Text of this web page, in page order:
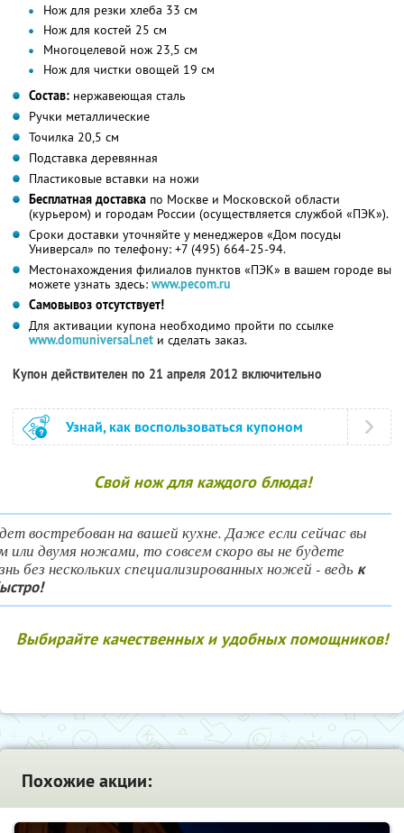
Нож для резки хлеба 33 см
Нож для костей 25 см
Многоцелевой нож 23,5 см
Нож для чистки овощей 19 см
Состав: нержавеющая сталь
Ручки металлические
Точилка 20,5 см
Подставка деревянная
Пластиковые вставки на ножи
Бесплатная доставка по Москве и Московской области
(курьером) и городам России (осуществляется службой «ПЭК»).
Сроки доставки уточняйте у менеджеров «Дом посуды
Универсал» по телефону: +7 (495) 664-25-94.
Местонахождения филиалов пунктов «ПЭК» в вашем городе вы
можете узнать здесь: www.pecom.ru
Самовывоз отсутствует!
Для активации купона необходимо пройти по ссылке
www.domuniversal.net и сделать заказ.
Купон действителен по 21 апреля 2012 включительно
Узнай, как воспользоваться купоном
Свой нож для каждого блюда!
востребован на вашей кухне. Даже если сейчас вы
или двумя ножами, то совсем скоро вы не будете
без нескольких специализированных ножей - ведь к
Выбирайте качественных и удобных помощников!
Похожие акции: